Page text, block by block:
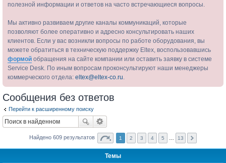
полезной информации и ответов на часто встречающиеся вопросы.
Мы активно развиваем другие каналы коммуникаций, которые
позволяют более оперативно и адресно консультировать наших
клиентов. Если у вас возникли вопросы по работе оборудования, вы
можете обратиться в техническую поддержку Eltex, воспользовавшись
формой обращения на сайте компании или оставить заявку в системе
Service Desk. По иным вопросам проконсультируют наши менеджеры
коммерческого отдела: eltex@eltex-co.ru.
Сообщения без ответов
Перейти к расширенному поиску
Найдено 609 результатов 1 2 3 4 5 13
Темы